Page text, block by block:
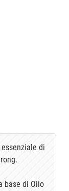
di
base di Olio